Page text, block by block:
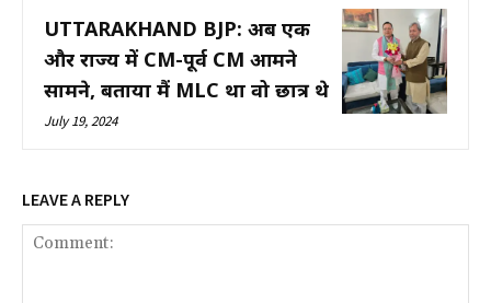
UTTARAKHAND BJP: अब एक
और राज्य में CM-पूर्व CM आमने
सामने, बताया मैं MLC था वो छात्र थे
July 19, 2024
LEAVE A REPLY